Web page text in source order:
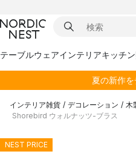
テーブルウェアインテリアキッチン
夏の新作
インテリア雑貨 / デコレーション / 木
Shorebird ウォルナッツ-ブラス
NEST PRICE